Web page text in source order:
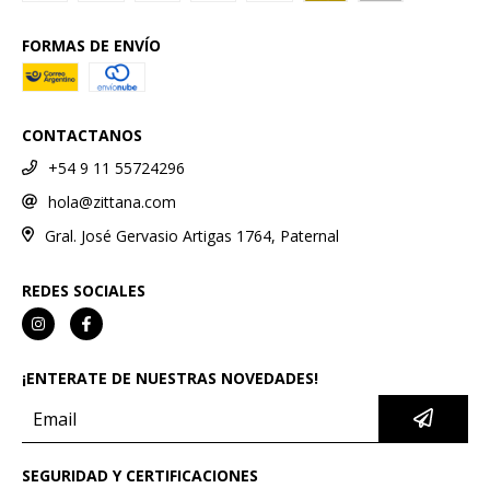
FORMAS DE ENVÍO
CONTACTANOS
+54 9 11 55724296
hola@zittana.com
Gral. José Gervasio Artigas 1764, Paternal
REDES SOCIALES
¡ENTERATE DE NUESTRAS NOVEDADES!
SEGURIDAD Y CERTIFICACIONES